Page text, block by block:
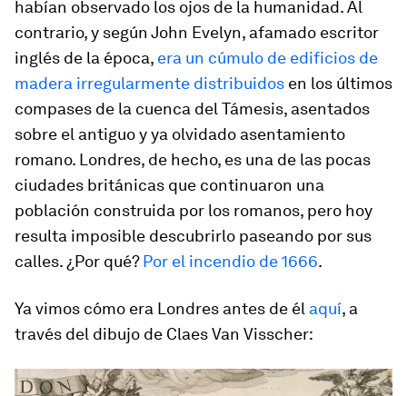
habían observado los ojos de la humanidad. Al
contrario, y según John Evelyn, afamado escritor
inglés de la época, era un cúmulo de edificios de
madera irregularmente distribuidos en los últimos
compases de la cuenca del Támesis, asentados
sobre el antiguo y ya olvidado asentamiento
romano. Londres, de hecho, es una de las pocas
ciudades británicas que continuaron una
población construida por los romanos, pero hoy
resulta imposible descubrirlo paseando por sus
calles. ¿Por qué?Por el incendio de 1666.
Ya vimos cómo era Londres antes de él aquí, a
través del dibujo de Claes Van Visscher: